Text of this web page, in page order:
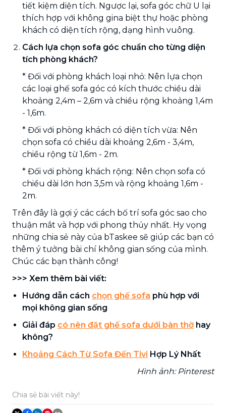
tiết kiệm diện tích. Ngược lại, sofa góc chữ U lại
thích hợp với không gina biệt thự hoặc phòng
khách có diện tích rộng, dạng hình vuông.
Cách lựa chọn sofa góc chuẩn cho từng diện
tích phòng khách?
* Đối với phòng khách loại nhỏ: Nên lựa chọn
các loại ghế sofa góc có kích thước chiều dài
khoảng 2,4m – 2,6m và chiều rộng khoảng 1,4m
- 1,6m.
* Đối với phòng khách có diện tích vừa: Nên
chọn sofa có chiều dài khoảng 2,6m - 3,4m,
chiều rộng từ 1,6m - 2m.
* Đối với phòng khách rộng: Nên chọn sofa có
chiều dài lớn hơn 3,5m và rộng khoảng 1,6m -
2m.
Trên đây là gợi ý các cách bố trí sofa góc sao cho
thuận mắt và hợp với phong thủy nhất. Hy vọng
những chia sẻ này của bTaskee sẽ giúp các bạn có
thêm ý tưởng bài chí không gian sống của mình.
Chúc các bạn thành công!
>>> Xem thêm bài viết:
Hướng dẫn cách chọn ghế sofa phù hợp với
mọi không gian sống
Giải đáp có nên đặt ghế sofa dưới bàn thờ hay
không?
Khoảng Cách Từ Sofa Đến Tivi Hợp Lý Nhất
Hình ảnh: Pinterest
Chia sẻ bài viết này!